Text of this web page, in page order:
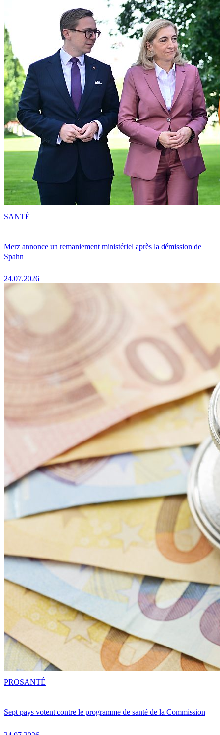
Merz annonce un remaniement ministériel après la démission de
Spahn
24.07.2026
SANTÉ
Sept pays votent contre le programme de santé de la Commission
PROSANTÉ